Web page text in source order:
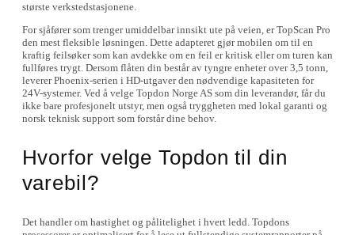
største verkstedstasjonene.
For sjåfører som trenger umiddelbar innsikt ute på veien, er TopScan Pro
den mest fleksible løsningen. Dette adapteret gjør mobilen om til en
kraftig feilsøker som kan avdekke om en feil er kritisk eller om turen kan
fullføres trygt. Dersom flåten din består av tyngre enheter over 3,5 tonn,
leverer Phoenix-serien i HD-utgaver den nødvendige kapasiteten for
24V-systemer. Ved å velge Topdon Norge AS som din leverandør, får du
ikke bare profesjonelt utstyr, men også tryggheten med lokal garanti og
norsk teknisk support som forstår dine behov.
Hvorfor velge Topdon til din
varebil?
Det handler om hastighet og pålitelighet i hvert ledd. Topdons